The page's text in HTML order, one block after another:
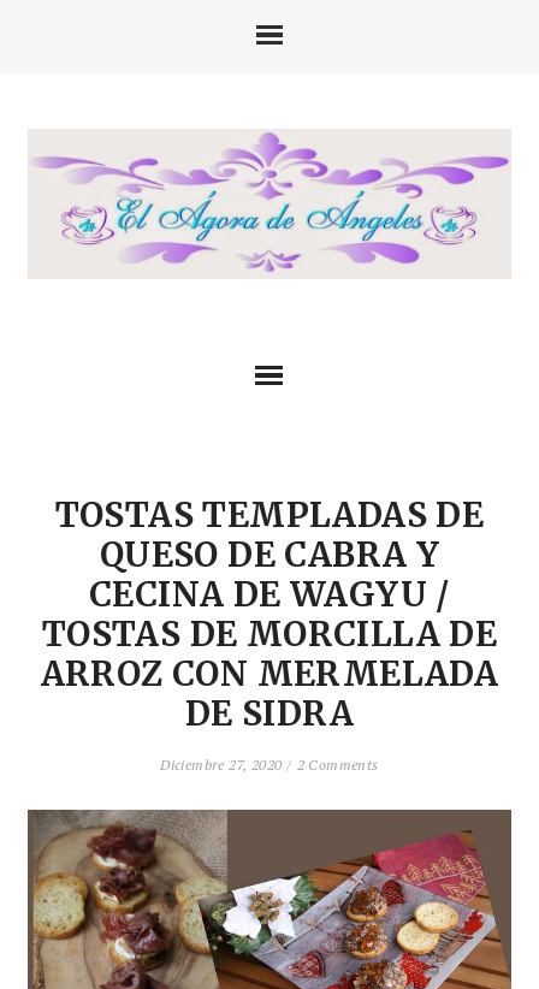
TOSTAS TEMPLADAS DE
QUESO DE CABRA Y
CECINA DE WAGYU /
TOSTAS DE MORCILLA DE
ARROZ CON MERMELADA
DE SIDRA
Diciembre 27, 2020 / 2 Comments